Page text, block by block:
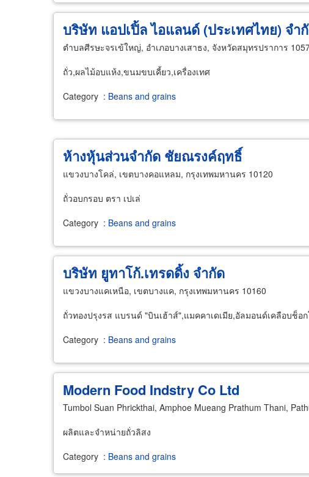
บริษัท แอปเปิ้ล ไอแลนด์ (ประเทศไทย) จำ
ตำบลศีรษะจรเข้ใหญ่, อำเภอบางเสาธง, จังหวัดสมุทรปราการ
ถั่ว,ผลไม้อบแห้ง,ขนมขบเคี้ยว,เครื่องเทศ
Category : Beans and grains
ห้างหุ้นส่วนจำกัด ชัยณรงค์ฤทธิ์
แขวงบางโคล่, เขตบางคอแหลม, กรุงเทพมหานคร 10120
ถั่วอบกรอบ ตรา เปเล่
Category : Beans and grains
บริษัท ยูทาโก้.เทรดดิ้ง จำกัด
แขวงบางแคเหนือ, เขตบางแค, กรุงเทพมหานคร 10160
ถั่วทองปรุงรส แบรนด์ "บินเฮ้าส์",แมคคาเดเมีย,อัลมอนด์เคลือบช็อก
Category : Beans and grains
Modern Food Indstry Co Ltd
Tumbol Suan Phrickthai, Amphoe Mueang Prathum Thani,
ผลิตและจำหน่ายถั่วลิสง
Category : Beans and grains